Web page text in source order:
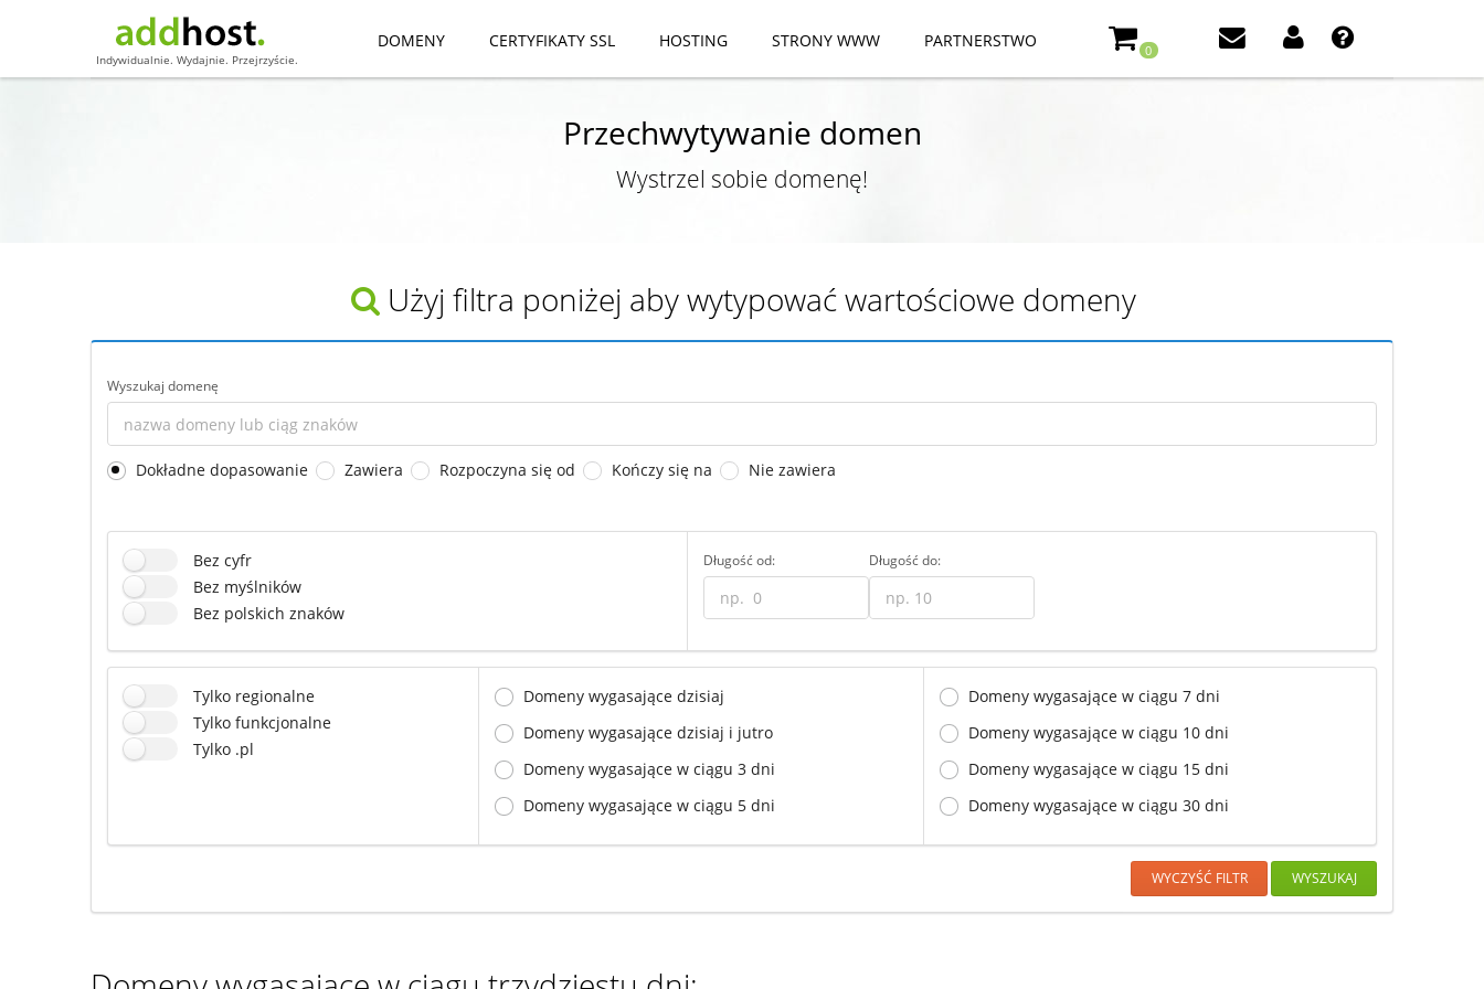
Indywidualnie. Wydajnie. Przejrzyście.
DOMENY CERTYFIKATY SSL HOSTING STRONY WWW PARTNERSTWO 0
Przechwytywanie domen
Wystrzel sobie domenę!
Użyj filtra poniżej aby wytypować wartościowe domeny
Wyszukaj domenę
Dokładne dopasowanie Zawiera Rozpoczyna się od Kończy się na Nie zawiera
Bez cyfr
Bez myślników
Bez polskich znaków
Długość od: Długość do:
Tylko regionalne
Tylko funkcjonalne
Tylko .pl
Domeny wygasające dzisiaj
Domeny wygasające dzisiaj i jutro
Domeny wygasające w ciągu 3 dni
Domeny wygasające w ciągu 5 dni
Domeny wygasające w ciągu 7 dni
Domeny wygasające w ciągu 10 dni
Domeny wygasające w ciągu 15 dni
Domeny wygasające w ciągu 30 dni
WYSZUKAJ
WYCZYŚĆ FILTR